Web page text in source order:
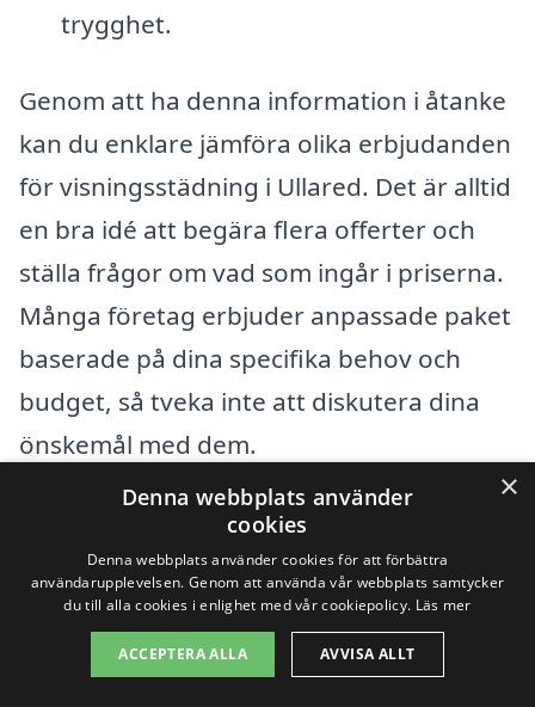
trygghet.
Genom att ha denna information i åtanke
kan du enklare jämföra olika erbjudanden
för visningsstädning i Ullared. Det är alltid
en bra idé att begära flera offerter och
ställa frågor om vad som ingår i priserna.
Många företag erbjuder anpassade paket
baserade på dina specifika behov och
budget, så tveka inte att diskutera dina
önskemål med dem.
Att boka visningsstädning är ett smart val
för att öka chanserna att sälja din bostad
snabbt och till ett bra pris. Genom att
göra rätt val av städfirma kan du
×
Denna webbplats använder
cookies
Denna webbplats använder cookies för att förbättra
användarupplevelsen. Genom att använda vår webbplats samtycker
du till alla cookies i enlighet med vår cookiepolicy. Läs mer
ACCEPTERA ALLA AVVISA ALLT